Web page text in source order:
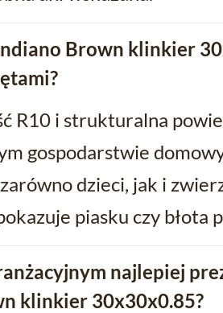
Brown klinkier
R10 i strukturalna
gospodarstwie
dzieci, jak i
piasku czy błota
najlepiej
klinkier 30x30x0.85?